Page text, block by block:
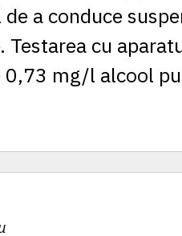
a conduce
Testarea cu
0,73 mg/l alcool